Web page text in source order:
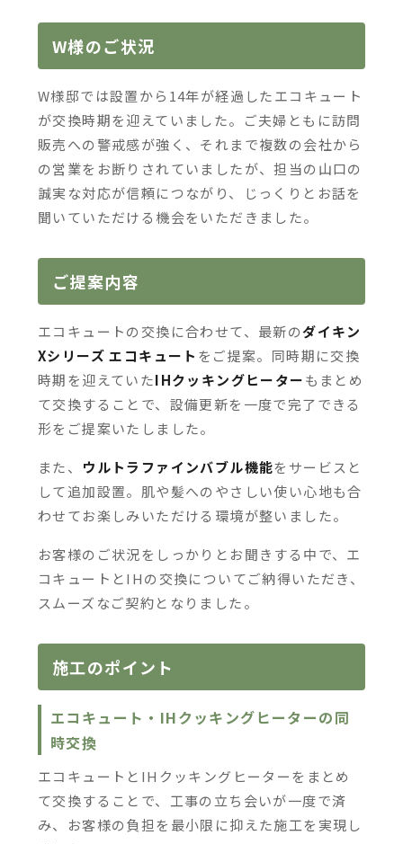
W様のご状況
W様邸では設置から14年が経過したエコキュート
が交換時期を迎えていました。ご夫婦ともに訪問
販売への警戒感が強く、それまで複数の会社から
の営業をお断りされていましたが、担当の山口の
誠実な対応が信頼につながり、じっくりとお話を
聞いていただける機会をいただきました。
ご提案内容
エコキュートの交換に合わせて、最新のダイキン
Xシリーズ エコキュート をご提案。同時期に交換
時期を迎えていたIHクッキングヒーターもまとめ
て交換することで、設備更新を一度で完了できる
形をご提案いたしました。
また、 ウルトラファインバブル機能をサービスと
して追加設置。肌や髪へのやさしい使い心地も合
わせてお楽しみいただける環境が整いました。
お客様のご状況をしっかりとお聞きする中で、エ
コキュートとIHの交換についてご納得いただき、
スムーズなご契約となりました。
施工のポイント
エコキュート・IHクッキングヒーターの同
時交換
エコキュートとIHクッキングヒーターをまとめ
て交換することで、工事の立ち会いが一度で済
み、お客様の負担を最小限に抑えた施工を実現し